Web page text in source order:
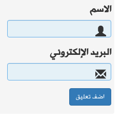
الاسم
البريد الإلكتروني